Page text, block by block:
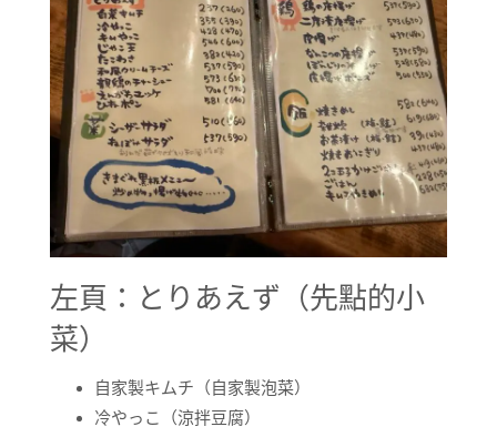
左頁：とりあえず（先點的小
菜）
自家製キムチ（自家製泡菜）
冷やっこ（涼拌豆腐）